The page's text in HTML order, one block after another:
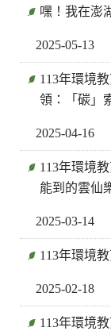
嘿！我在澎
2025-05-13
113年環境
領：「碳」
2025-04-16
113年環境
能到的雲仙
2025-03-14
113年環境
2025-02-18
113年環境